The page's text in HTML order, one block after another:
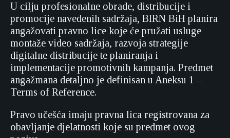
U cilju profesionalne obrade, distribucije i
promocije navedenih sadržaja, BIRN BiH planira
angažovati pravno lice koje će pružati usluge
montaže video sadržaja, razvoja strategije
digitalne distribucije te planiranja i
implementacije promotivnih kampanja. Predmet
angažmana detaljno je definisan u Aneksu 1 –
Terms of Reference.
Pravo učešća imaju pravna lica registrovana za
obavljanje djelatnosti koje su predmet ovog